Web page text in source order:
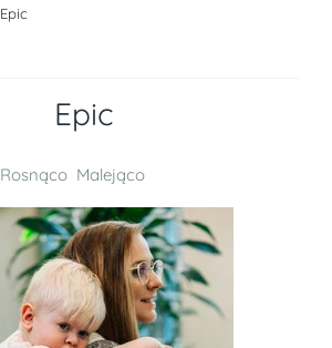
Epic
Epic
Rosnąco Malejąco